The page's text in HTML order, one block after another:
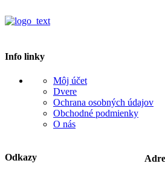
Info linky
Môj účet
Dvere
Ochrana osobných údajov
Obchodné podmienky
O nás
Odkazy